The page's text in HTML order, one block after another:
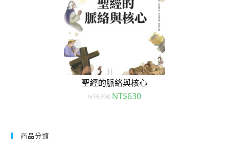
聖經的脈絡與核心
NT$700 NT$630
商品分類